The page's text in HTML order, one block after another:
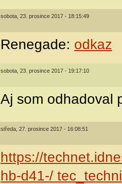
sobota, 23. prosince 2017 - 18:15:49
Renegade: odkaz
sobota, 23. prosince 2017 - 19:17:10
Aj som odhadoval
středa, 27. prosince 2017 - 16:08:51
https://
hb-d41-/